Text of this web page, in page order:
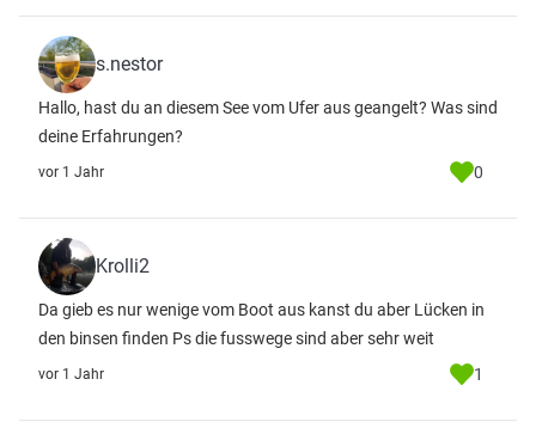
s.nestor
Hallo, hast du an diesem See vom Ufer aus geangelt? Was sind
deine Erfahrungen?
vor 1 Jahr 0
Krolli2
Da gieb es nur wenige vom Boot aus kanst du aber Lücken in
den binsen finden Ps die fusswege sind aber sehr weit
vor 1 Jahr 1